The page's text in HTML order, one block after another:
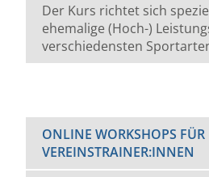
Der Kurs richtet sich
ehemalige (Hoch-)
verschiedensten
ONLINE WORKSHOPS
VEREINSTRAINER:INNEN